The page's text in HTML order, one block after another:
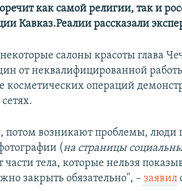
как самой религии, так и
Кавказ.Реалии рассказали
салоны красоты глава
от неквалифицированной
косметических операций
потом возникают проблемы, люди
(на страницы
тела, которые нельзя
закрыть обязательно", – заявил